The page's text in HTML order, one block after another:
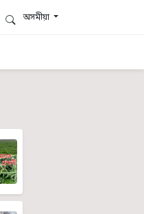
অসমীয়া